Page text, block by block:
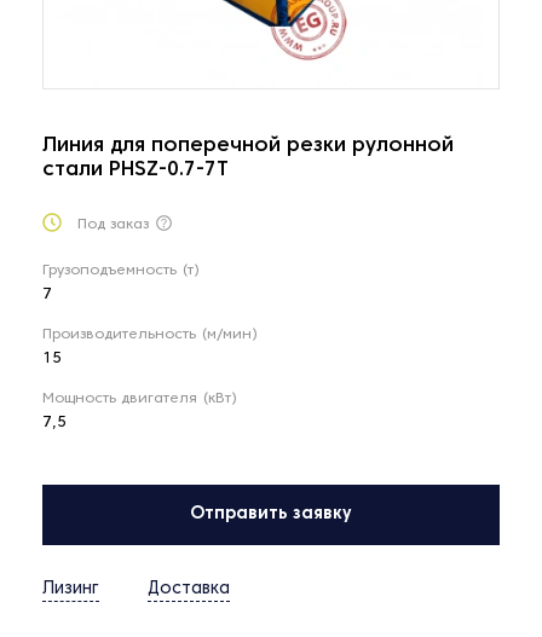
Линия для поперечной резки рулонной
стали PHSZ-0.7-7T
Под заказ
Грузоподъемность (т)
7
Производительность (м/мин)
15
Мощность двигателя (кВт)
7,5
Отправить заявку
Лизинг Доставка